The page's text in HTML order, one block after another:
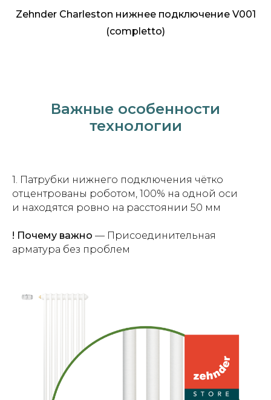
Zehnder Charleston нижнее подключение V001
(completto)
Важные особенности
технологии
1. Патрубки нижнего подключения чётко
отцентрованы роботом, 100% на одной оси
и находятся ровно на расстоянии 50 мм
! Почему важно — Присоединительная
арматура без проблем